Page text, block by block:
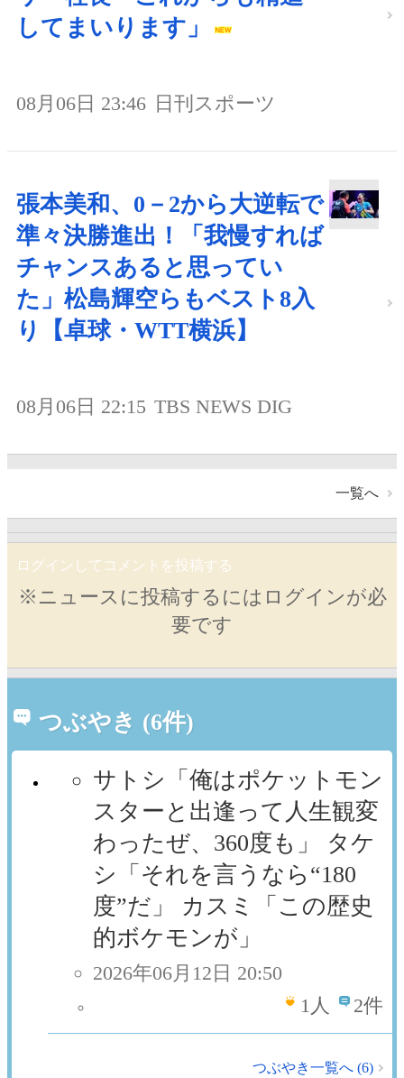
してまいります」
08月06日 23:46 日刊スポーツ
張本美和、0－2から大逆転で
準々決勝進出！「我慢すれば
チャンスあると思ってい
た」松島輝空らもベスト8入
り【卓球・WTT横浜】
08月06日 22:15 TBS NEWS DIG
一覧へ
ログインしてコメントを投稿する
※ニュースに投稿するにはログインが必
要です
つぶやき (6件)
サトシ「俺はポケットモン
スターと出逢って人生観変
わったぜ、360度も」 タケ
シ「それを言うなら“180
度”だ」 カスミ「この歴史
的ボケモンが」
2026年06月12日 20:50
1 人 2件
つぶやき一覧へ (6)